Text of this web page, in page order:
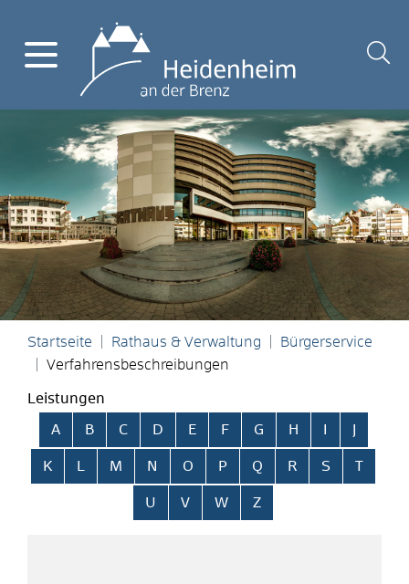
Startseite Rathaus & Verwaltung
Bürgerservice
Verfahrensbeschreibungen
Leistungen
Alphabetisches Register überspringen
A B C D E F G H
K L M N O P Q R S T
U V W Z